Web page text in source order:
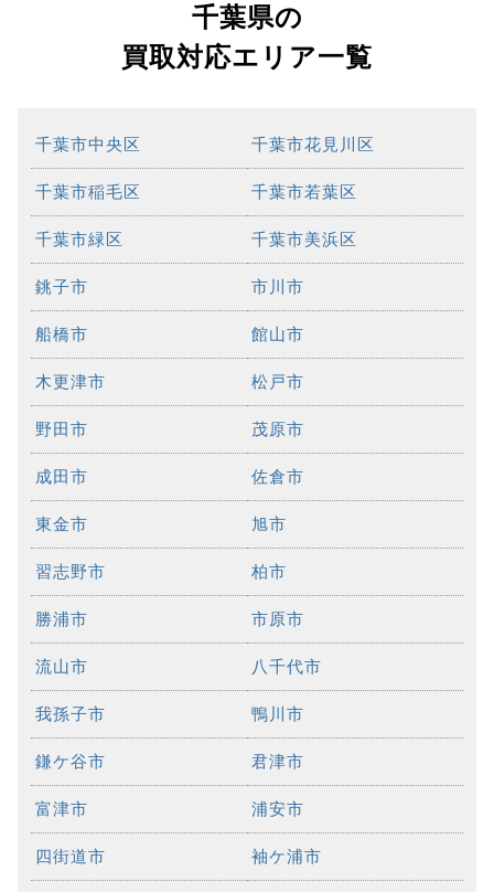
千葉県の
買取対応エリア一覧
千葉市中央区 千葉市花見川区
千葉市稲毛区 千葉市若葉区
千葉市緑区 千葉市美浜区
銚子市 市川市
船橋市 館山市
木更津市 松戸市
野田市 茂原市
成田市 佐倉市
東金市 旭市
習志野市 柏市
勝浦市 市原市
流山市 八千代市
我孫子市 鴨川市
鎌ケ谷市 君津市
富津市 浦安市
四街道市 袖ケ浦市